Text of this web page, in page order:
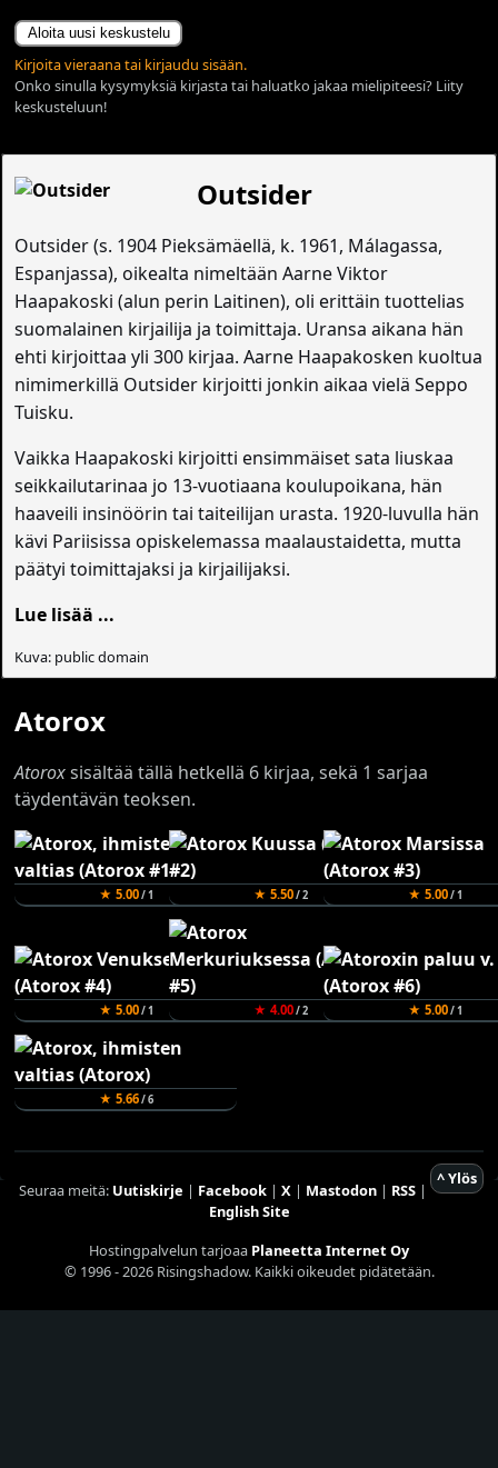
Aloita uusi keskustelu
Kirjoita vieraana tai kirjaudu sisään.
Onko sinulla kysymyksiä kirjasta tai haluatko jakaa mielipiteesi? Liity
keskusteluun!
Outsider
Outsider (s. 1904 Pieksämäellä, k. 1961, Málagassa,
Espanjassa), oikealta nimeltään Aarne Viktor
Haapakoski (alun perin Laitinen), oli erittäin tuottelias
suomalainen kirjailija ja toimittaja. Uransa aikana hän
ehti kirjoittaa yli 300 kirjaa. Aarne Haapakosken kuoltua
nimimerkillä Outsider kirjoitti jonkin aikaa vielä Seppo
Tuisku.
Vaikka Haapakoski kirjoitti ensimmäiset sata liuskaa
seikkailutarinaa jo 13-vuotiaana koulupoikana, hän
haaveili insinöörin tai taiteilijan urasta. 1920-luvulla hän
kävi Pariisissa opiskelemassa maalaustaidetta, mutta
päätyi toimittajaksi ja kirjailijaksi.
Lue lisää ...
Kuva: public domain
Atorox
Atoroxsisältää tällä hetkellä 6 kirjaa, sekä 1 sarjaa
täydentävän teoksen.
★ 5.00/ 1 ★ 5.50/ 2 ★ 5.00/ 1
★ 5.00/ 1 ★ 4.00/ 2 ★ 5.00/ 1
★ 5.66/ 6
^ Ylös
Seuraa meitä: Uutiskirje | Facebook| X| Mastodon| RSS|
English Site
Hostingpalvelun tarjoaa Planeetta Internet Oy
© 1996 - 2026 Risingshadow. Kaikki oikeudet pidätetään.